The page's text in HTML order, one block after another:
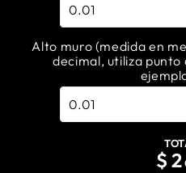
Alto muro (medida en
decimal, utiliza punto
$ 2